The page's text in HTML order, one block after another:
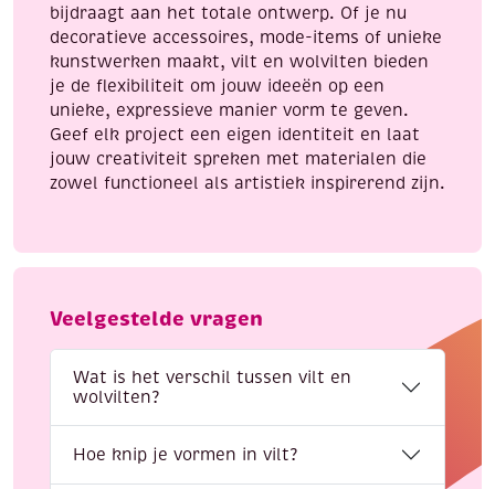
bijdraagt aan het totale ontwerp. Of je nu
decoratieve accessoires, mode-items of unieke
kunstwerken maakt, vilt en wolvilten bieden
je de flexibiliteit om jouw ideeën op een
unieke, expressieve manier vorm te geven.
Geef elk project een eigen identiteit en laat
jouw creativiteit spreken met materialen die
zowel functioneel als artistiek inspirerend zijn.
Veelgestelde vragen
Wat is het verschil tussen vilt en
wolvilten?
Hoe knip je vormen in vilt?